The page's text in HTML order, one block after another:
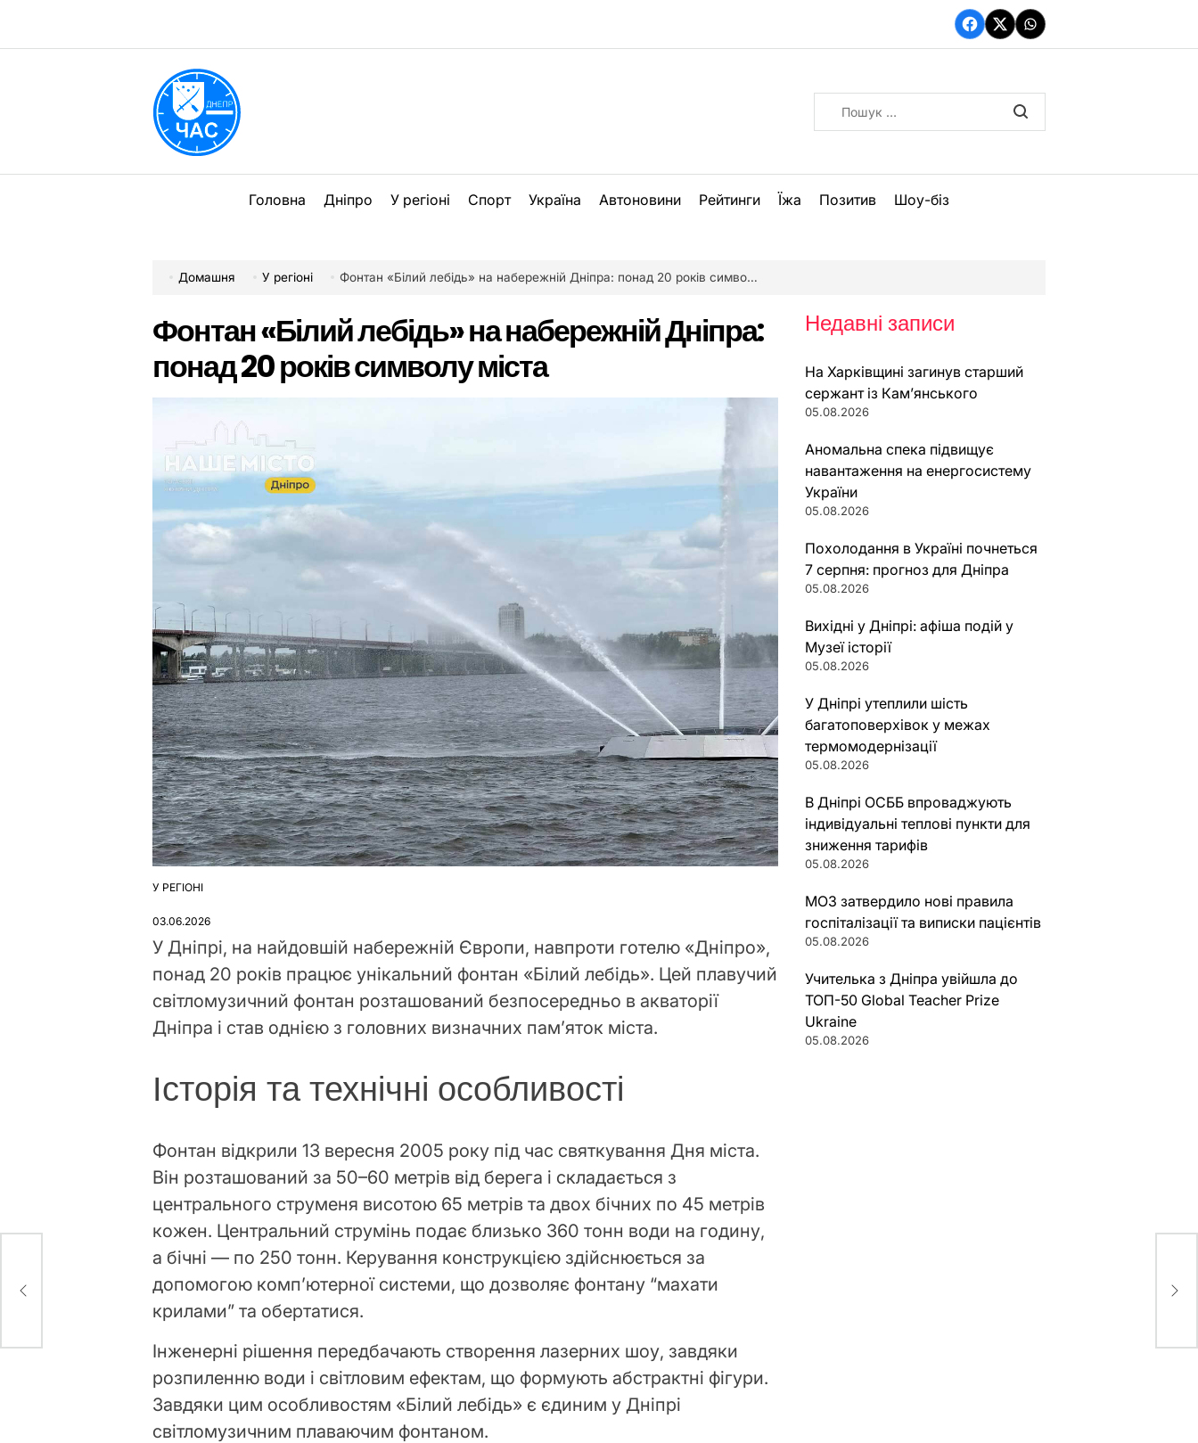
вмісту
Facebook
TwitterWhatsApp
Головна Дніпро У регіоні Спорт Україна Автоновини Рейтинги Їжа Позитив Шоу-біз
Домашня У регіоні Фонтан «Білий лебідь» на набережній Дніпра: понад 20 років символу міста
Фонтан «Білий лебідь» на набережній Дніпра:
понад 20 років символу міста
ОПУБЛІКУВАТИ
У РЕГІОНІ
03.06.2026
У Дніпрі, на найдовшій набережній Європи, навпроти готелю «Дніпро»,
понад 20 років працює унікальний фонтан «Білий лебідь». Цей плавучий
світломузичний фонтан розташований безпосередньо в акваторії
Дніпра і став однією з головних визначних пам’яток міста.
Історія та технічні особливості
Фонтан відкрили 13 вересня 2005 року під час святкування Дня міста.
Він розташований за 50–60 метрів від берега і складається з
центрального струменя висотою 65 метрів та двох бічних по 45 метрів
кожен. Центральний струмінь подає близько 360 тонн води на годину,
а бічні — по 250 тонн. Керування конструкцією здійснюється за
допомогою комп’ютерної системи, що дозволяє фонтану “махати
крилами” та обертатися.
Інженерні рішення передбачають створення лазерних шоу, завдяки
розпиленню води і світловим ефектам, що формують абстрактні фігури.
Завдяки цим особливостям «Білий лебідь» є єдиним у Дніпрі
світломузичним плаваючим фонтаном.
Недавні записи
На Харківщині загинув старший
сержант із Кам’янського
05.08.2026
Аномальна спека підвищує
навантаження на енергосистему
України
05.08.2026
Похолодання в Україні почнеться
7 серпня: прогноз для Дніпра
05.08.2026
Вихідні у Дніпрі: афіша подій у
Музеї історії
05.08.2026
У Дніпрі утеплили шість
багатоповерхівок у межах
термомодернізації
05.08.2026
В Дніпрі ОСББ впроваджують
індивідуальні теплові пункти для
зниження тарифів
05.08.2026
МОЗ затвердило нові правила
госпіталізації та виписки пацієнтів
05.08.2026
Учителька з Дніпра увійшла до
ТОП-50 Global Teacher Prize
Ukraine
05.08.2026